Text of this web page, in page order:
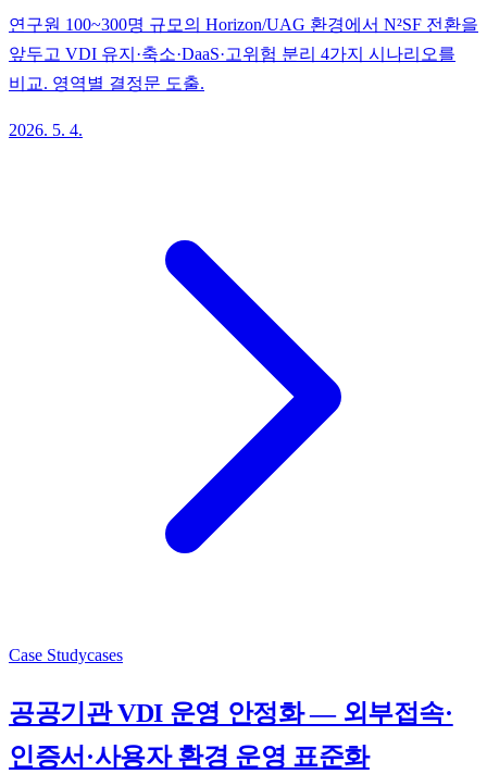
연구원 100~300명 규모의 Horizon/UAG 환경에서 N²SF 전환을
앞두고 VDI 유지·축소·DaaS·고위험 분리 4가지 시나리오를
비교. 영역별 결정문 도출.
2026. 5. 4.
Case Studycases
공공기관 VDI 운영 안정화 — 외부접속·
인증서·사용자 환경 운영 표준화